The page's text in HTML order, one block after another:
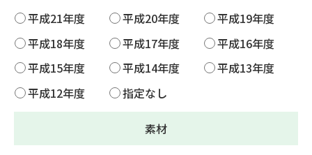
平成21年度
平成20年度
平成19年度
平成18年度
平成17年度
平成16年度
平成15年度
平成14年度
平成13年度
平成12年度
指定なし
素材